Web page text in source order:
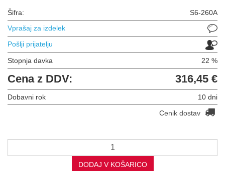
Šifra:
S6-260A
Vprašaj za izdelek
Pošlji prijatelju
Stopnja davka 22 %
Cena z DDV: 316,45 €
Dobavni rok
10 dni
Cenik dostav
DODAJ V KOŠARICO